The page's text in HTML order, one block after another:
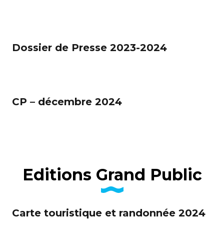
Dossier de Presse 2023-2024
CP – décembre 2024
Editions Grand Public
Carte touristique et randonnée 2024